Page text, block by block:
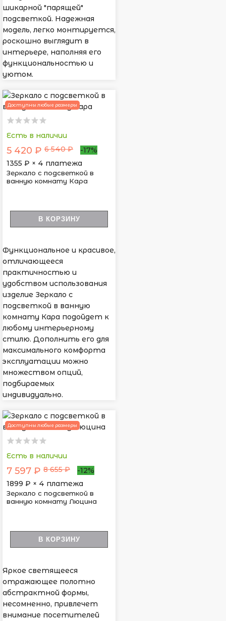
шикарной "парящей"
подсветкой. Надежная
модель, легко монтируется,
роскошно выглядит в
интерьере, наполняя его
функциональностью и
уютом.
Доступны любые размеры
Есть в наличии
5 420 ₽ 6 540 ₽
-17%
1355 ₽ × 4 платежа
Зеркало с подсветкой в
ванную комнату Кара
В КОРЗИНУ
Функциональное и красивое,
отличающееся
практичностью и
удобством использования
изделие Зеркало с
подсветкой в ванную
комнату Кара подойдет к
любому интерьерному
стилю. Дополнить его для
максимального комфорта
эксплуатации можно
множеством опций,
подбираемых
индивидуально.
Доступны любые размеры
Есть в наличии
7 597 ₽ 8 655 ₽
-12%
1899 ₽ × 4 платежа
Зеркало с подсветкой в
ванную комнату Люцина
В КОРЗИНУ
Яркое светящееся
отражающее полотно
абстрактной формы,
несомненно, привлечет
внимание посетителей